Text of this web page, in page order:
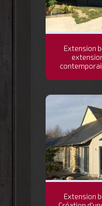
Extension
Extension